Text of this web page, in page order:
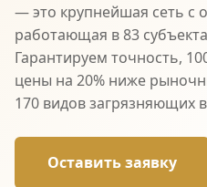
— это крупнейшая сеть с
работающая в 83
Гарантируем точность,
цены на 20% ниже
170 видов загрязняющих
Оставить заявку